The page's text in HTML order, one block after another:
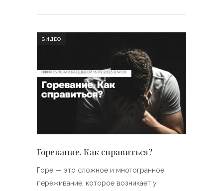
ВИДЕО
Горевание. Как справиться?
Горе — это сложное и многогранное
переживание, которое возникает у